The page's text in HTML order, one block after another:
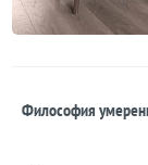
Философия